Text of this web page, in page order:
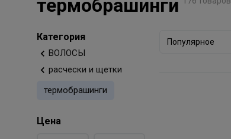
термобрашинги
Категория
ВОЛОСЫ
расчески и щетки
термобрашинги
Цена
Популярное